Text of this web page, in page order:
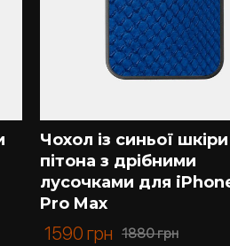
Чохол із синьої шкіри
пітона з дрібними
лусочками для
Pro Max
1880грн
1590 грн